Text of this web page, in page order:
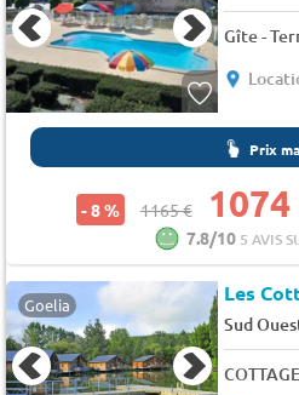
Gîte -
Prix
- 8 % 1165 € 1074
7.8/10 5 AVIS
Goelia Les
Sud